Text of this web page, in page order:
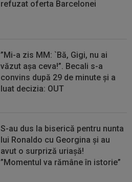
refuzat oferta Barcelonei
”Mi-a zis MM: `Bă, Gigi, nu ai
văzut așa ceva!”. Becali s-a
convins după 29 de minute și a
luat decizia: OUT
S-au dus la biserică pentru nunta
lui Ronaldo cu Georgina și au
avut o surpriză uriașă!
”Momentul va rămâne în istorie”